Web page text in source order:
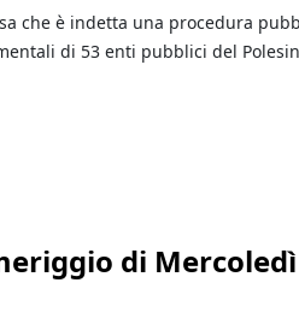
che è indetta una procedura
di 53 enti pubblici del
di